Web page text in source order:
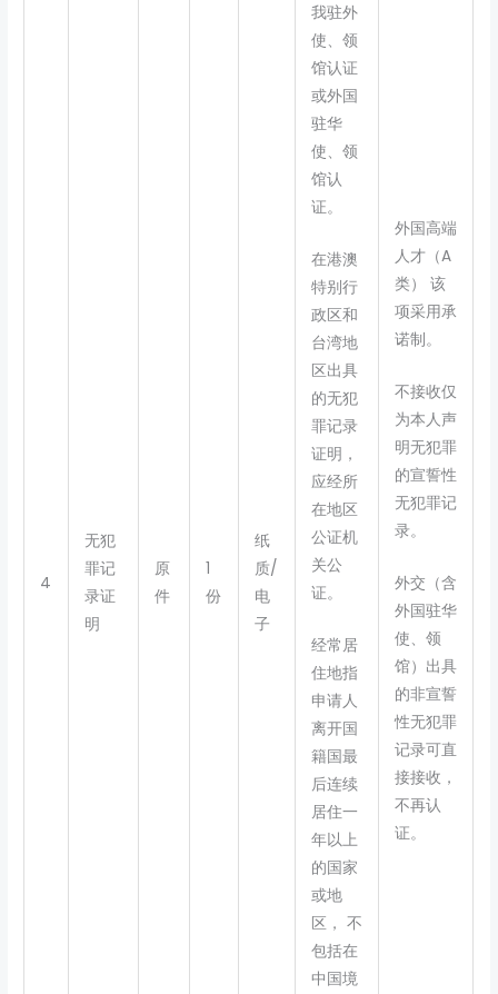
4
无犯
罪记
录证
明
原
件
1
份
纸
质/
电
子
我驻外
使、领
馆认证
或外国
驻华
使、领
馆认
证。
在港澳
特别行
政区和
台湾地
区出具
的无犯
罪记录
证明，
应经所
在地区
公证机
关公
证。
经常居
住地指
申请人
离开国
籍国最
后连续
居住一
年以上
的国家
或地
区， 不
包括在
中国境
外国高端
人才（A
类） 该
项采用承
诺制。
不接收仅
为本人声
明无犯罪
的宣誓性
无犯罪记
录。
外交（含
外国驻华
使、领
馆）出具
的非宣誓
性无犯罪
记录可直
接接收，
不再认
证。